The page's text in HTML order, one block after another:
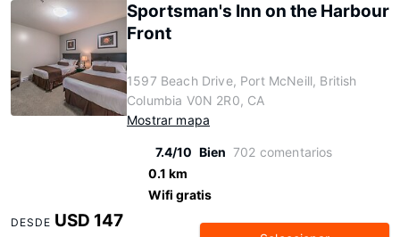
Sportsman's Inn on the Harbour
Front
1597 Beach Drive, Port McNeill, British
Columbia V0N 2R0, CA
Mostrar mapa
7.4/10 Bien 702 comentarios
0.1 km
Wifi gratis
DESDE USD 147